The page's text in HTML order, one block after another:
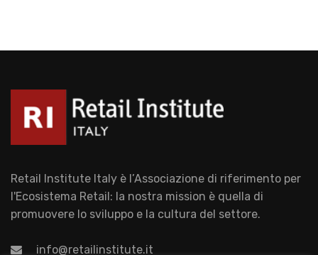
Retail Institute Italy è l’Associazione di riferimento per
l'Ecosistema Retail: la nostra mission è quella di
promuovere lo sviluppo e la cultura del settore.
info@retailinstitute.it